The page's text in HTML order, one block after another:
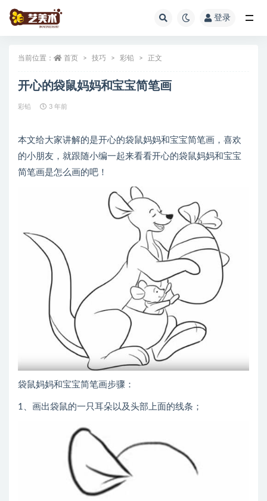
登录
当前位置： 首页 技巧 彩铅 正文
开心的袋鼠妈妈和宝宝简笔画
彩铅 3 年前
本文给大家讲解的是开心的袋鼠妈妈和宝宝简笔画，喜欢
的小朋友，就跟随小编一起来看看开心的袋鼠妈妈和宝宝
简笔画是怎么画的吧！
袋鼠妈妈和宝宝简笔画步骤：
1、画出袋鼠的一只耳朵以及头部上面的线条；